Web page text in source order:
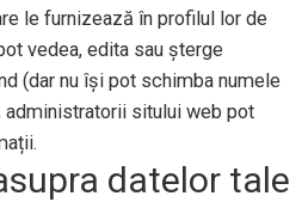
le furnizează în profilul lor de
vedea, edita sau șterge
(dar nu își pot schimba numele
administratorii sitului web pot
datelor tale